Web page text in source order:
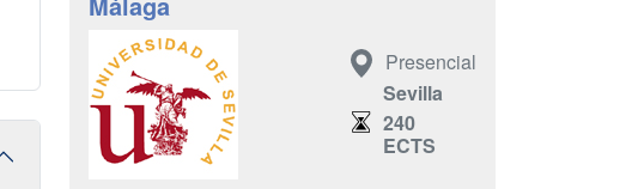
Presencial
Sevilla
240
ECTS